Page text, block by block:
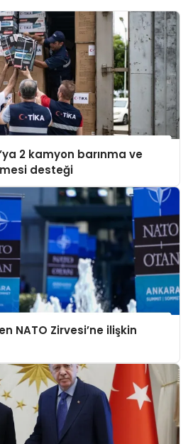
2 kamyon barınma ve
desteği
NATO Zirvesi’ne ilişkin